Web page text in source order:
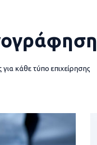
κάθε τύπο επιχείρησης